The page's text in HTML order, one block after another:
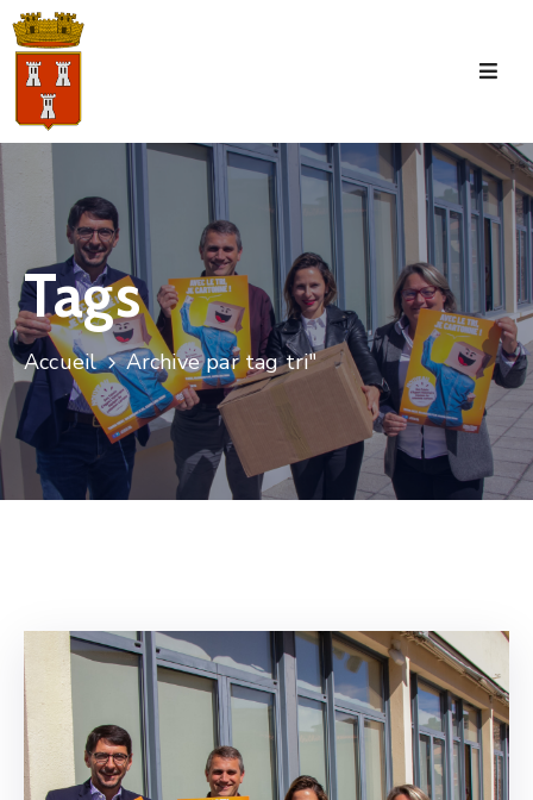
Accueil
Commune
Tourisme
Manifestations
Vie
Municipale
Services
Jeunesse
Tags
Accueil Archive par tag tri"